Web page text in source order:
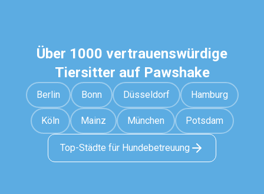
Über 1000 vertrauenswürdige
Tiersitter auf Pawshake
Berlin Bonn Düsseldorf Hamburg
Köln Mainz München Potsdam
Top-Städte für Hundebetreuung